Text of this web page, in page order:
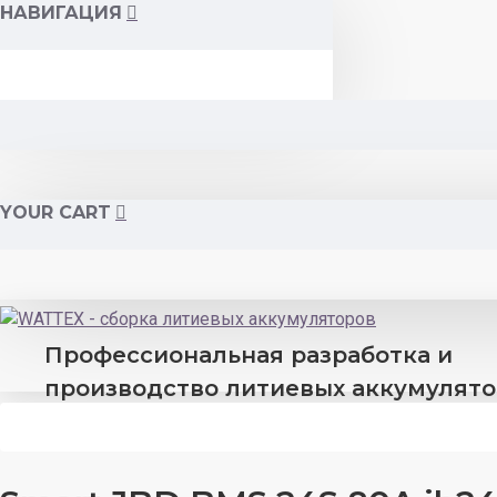
НАВИГАЦИЯ
YOUR CART
Профессиональная разработка и
производство литиевых